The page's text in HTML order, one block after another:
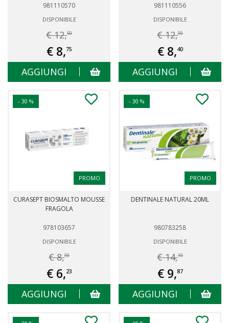
981110570
DISPONIBILE
€ 12,50
€ 8,75
AGGIUNGI
981110556
DISPONIBILE
€ 12,00
€ 8,40
AGGIUNGI
- 30 %
PROMO
CURASEPT BIOSMALTO MOUSSE
FRAGOLA
978103657
DISPONIBILE
€ 8,90
€ 6,23
AGGIUNGI
- 30 %
PROMO
DENTINALE NATURAL 20ML
980783258
DISPONIBILE
€ 14,10
€ 9,87
AGGIUNGI